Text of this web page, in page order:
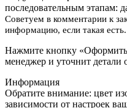
последовательным этапам:
Советуем в комментарии к
информацию, если такая есть.
Нажмите кнопку «Оформить
менеджер и уточнит детали
Информация
Обратите внимание: цвет
зависимости от настроек